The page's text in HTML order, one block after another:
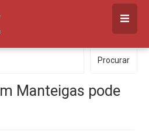
Procurar
Manteigas pode